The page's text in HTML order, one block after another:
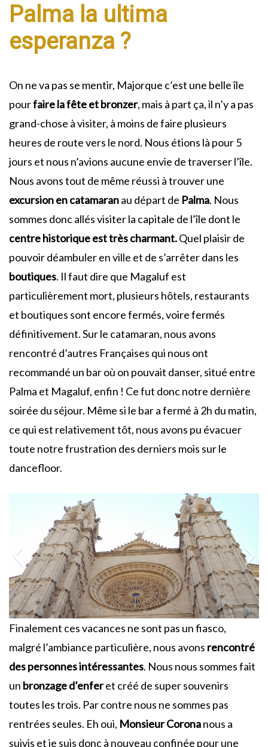
Palma la ultima
esperanza ?
On ne va pas se mentir, Majorque c’est une belle île
pourfaire la fête et bronzer, mais à part ça, il n’y a pas
grand-chose à visiter, à moins de faire plusieurs
heures de route vers le nord. Nous étions là pour 5
jours et nous n’avions aucune envie de traverser l’île.
Nous avons tout de même réussi à trouver une
excursion en catamaranau départ de Palma. Nous
sommes donc allés visiter la capitale de l’île dont le
centre historique est très charmant.Quel plaisir de
pouvoir déambuler en ville et de s’arrêter dans les
boutiques. Il faut dire que Magaluf est
particulièrement mort, plusieurs hôtels, restaurants
et boutiques sont encore fermés, voire fermés
définitivement. Sur le catamaran, nous avons
rencontré d’autres Françaises qui nous ont
recommandé un bar où on pouvait danser, situé entre
Palma et Magaluf, enfin ! Ce fut donc notre dernière
soirée du séjour. Même si le bar a fermé à 2h du matin,
ce qui est relativement tôt, nous avons pu évacuer
toute notre frustration des derniers mois sur le
dancefloor.
Finalement ces vacances ne sont pas un fiasco,
malgré l’ambiance particulière, nous avons rencontré
des personnes intéressantes. Nous nous sommes fait
un bronzage d’enferet créé de super souvenirs
toutes les trois. Par contre nous ne sommes pas
rentrées seules. Eh oui, Monsieur Coronanous a
suivis et je suis donc à nouveau confinée pour une